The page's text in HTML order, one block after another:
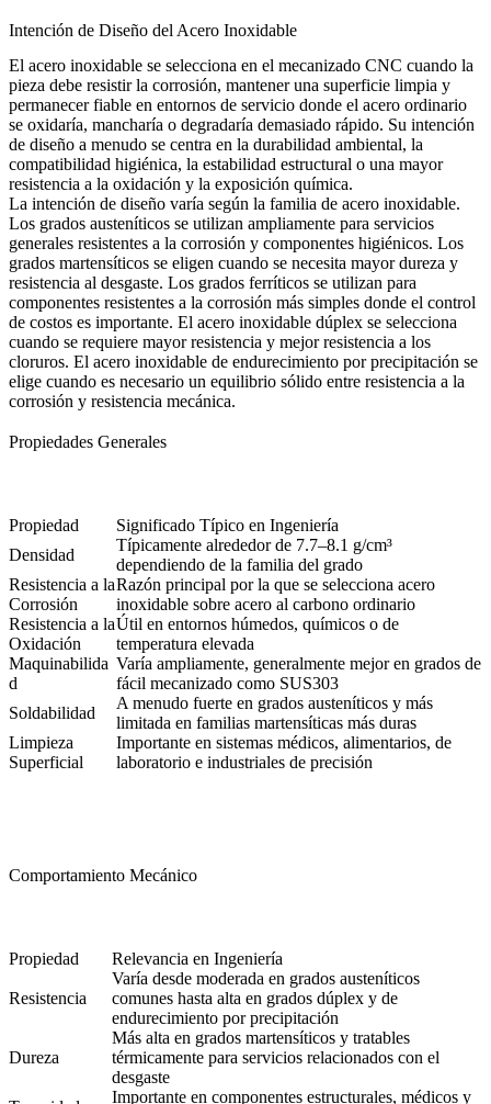
Intención de Diseño del Acero Inoxidable
El acero inoxidable se selecciona en el mecanizado CNC cuando la
pieza debe resistir la corrosión, mantener una superficie limpia y
permanecer fiable en entornos de servicio donde el acero ordinario
se oxidaría, mancharía o degradaría demasiado rápido. Su intención
de diseño a menudo se centra en la durabilidad ambiental, la
compatibilidad higiénica, la estabilidad estructural o una mayor
resistencia a la oxidación y la exposición química.
La intención de diseño varía según la familia de acero inoxidable.
Los grados austeníticos se utilizan ampliamente para servicios
generales resistentes a la corrosión y componentes higiénicos. Los
grados martensíticos se eligen cuando se necesita mayor dureza y
resistencia al desgaste. Los grados ferríticos se utilizan para
componentes resistentes a la corrosión más simples donde el control
de costos es importante. El acero inoxidable dúplex se selecciona
cuando se requiere mayor resistencia y mejor resistencia a los
cloruros. El acero inoxidable de endurecimiento por precipitación se
elige cuando es necesario un equilibrio sólido entre resistencia a la
corrosión y resistencia mecánica.
Propiedades Generales
Propiedad
Significado Típico en Ingeniería
Densidad
Típicamente alrededor de 7.7–8.1 g/cm³
dependiendo de la familia del grado
Resistencia a la
Corrosión
Razón principal por la que se selecciona acero
inoxidable sobre acero al carbono ordinario
Resistencia a la
Oxidación
Útil en entornos húmedos, químicos o de
temperatura elevada
Maquinabilida
d
Varía ampliamente, generalmente mejor en grados de
fácil mecanizado como SUS303
Soldabilidad
A menudo fuerte en grados austeníticos y más
limitada en familias martensíticas más duras
Limpieza
Superficial
Importante en sistemas médicos, alimentarios, de
laboratorio e industriales de precisión
Comportamiento Mecánico
Propiedad Relevancia en Ingeniería
Resistencia
Varía desde moderada en grados austeníticos
comunes hasta alta en grados dúplex y de
endurecimiento por precipitación
Dureza
Más alta en grados martensíticos y tratables
térmicamente para servicios relacionados con el
desgaste
Importante en componentes estructurales, médicos y